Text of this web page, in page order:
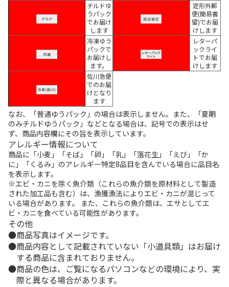
チルドゆ
うパック
でお届け
します
定形外郵
便(簡易書
留)でお届
けします
冷凍ゆう
パックで
お届けし
ます。
レターパ
ックライ
トでお届
けします
佐川急便
でのお届
けとなり
ます
なお、「普通ゆうパック」の場合は表示しません。また、「夏期
のみチルドゆうパック」などとなる場合は、記号での表示はせ
ず、商品内容欄にその旨を表示しています。
アレルギー情報について
商品に「小麦」「そば」「卵」「乳」「落花生」「えび」「か
に」「くるみ」のアレルギー特定8品目を含んでいる場合に品目名
を表示します。
※エビ・カニを除く魚介類（これらの魚介類を原材料として製造
された加工品も含む）は、漁獲漁法によりエビ・カニが混じって
いる場合があります。 また、これらの魚介類は、エサとしてエ
ビ・カニを食べている可能性があります。
その他
商品写真はイメージです。
商品内容として記載されていない「小道具類」はお届け
する商品に含まれておりません。
商品の色は、ご覧になるパソコンなどの環境により、実
際と異なる場合があります。